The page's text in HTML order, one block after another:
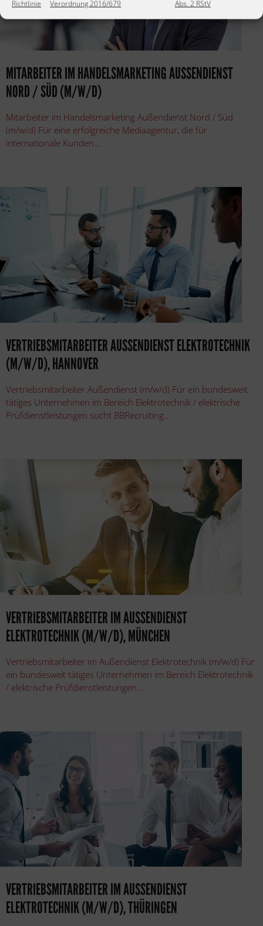
Richtlinie Verordnung 2016/679 Abs. 2 RStV
MITARBEITER IM HANDELSMARKETING AUSSENDIENST N
ORD / SÜD (M/W/D)
Mitarbeiter im Handelsmarketing Außendienst Nord / Süd
(m/w/d) Für eine erfolgreiche Mediaagentur, die für
internationale Kunden…
VERTRIEBSMITARBEITER AUSSENDIENST ELEKTROTECHNIK (
M/W/D), HANNOVER
Vertriebsmitarbeiter Außendienst (m/w/d) Für ein bundesweit
tätiges Unternehmen im Bereich Elektrotechnik / elektrische
Prüfdienstleistungen sucht BBRecruiting…
VERTRIEBSMITARBEITER IM AUSSENDIENST E
LEKTROTECHNIK (M/W/D), MÜNCHEN
Vertriebsmitarbeiter im Außendienst Elektrotechnik (m/w/d) Für
ein bundesweit tätiges Unternehmen im Bereich Elektrotechnik
/ elektrische Prüfdienstleistungen…
VERTRIEBSMITARBEITER IM AUSSENDIENST
ELEKTROTECHNIK (M/W/D), THÜRINGEN